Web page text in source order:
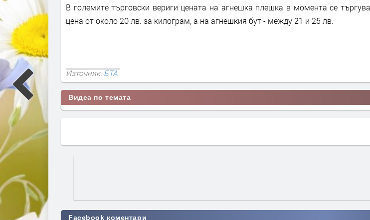
В големите търговски вериги цената на агнешка плешка в момента се
цена от около 20 лв. за килограм, а на агнешкия бут - между 21 и 25 лв.
Източник:БТА
Видеа по темата
Facebook коментари